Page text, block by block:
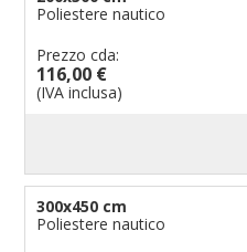
Poliestere nautico
Prezzo cda:
116,00 €
(IVA inclusa)
300x450 cm
Poliestere nautico